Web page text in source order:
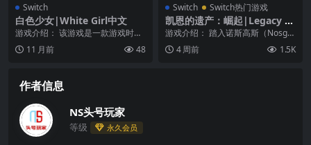
Switch
白色少女|White Girl中文
游戏介绍： 该游戏是一款游戏时间
实时流逝的皇家战斗游戏。主要游
戏模式是随机匹配的...
11 月前 48
Switch Switch热门游戏
凯恩的遗产：崛起|Legacy of
Kain: Ascendance中文
游戏介绍： 踏入诺斯高斯（Nosgot
h）——《Ascendance》是一款快
节...4 周前 1.5K
作者信息
NS头号玩家
等级 永久会员